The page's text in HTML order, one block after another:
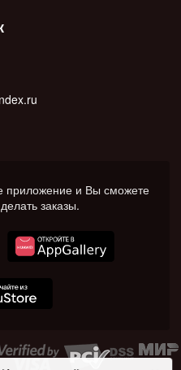
приложение и Вы сможете
заказы.